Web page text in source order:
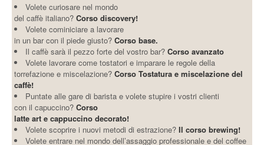
Volete curiosare nel mondo
del caffè italiano? Corso discovery!
Volete cominiciare a lavorare
in un bar con il piede giusto? Corso base.
Il caffè sarà il pezzo forte del vostro bar?Corso avanzato
Volete lavorare come tostatori e imparare le regole della
torrefazione e miscelazione?Corso Tostatura e miscelazione del
caffè!
Puntate alle gare di barista e volete stupire i vostri clienti
con il capuccino?Corso
latte art e cappuccino decorato!
Volete scoprire i nuovi metodi di estrazione?Il corso brewing!
Volete entrare nel mondo dell’assaggio professionale e del coffee